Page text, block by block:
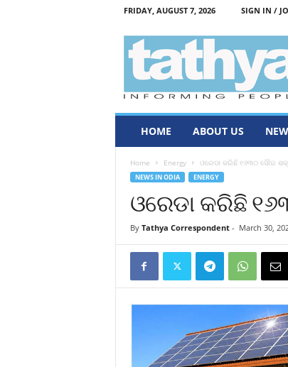
FRIDAY, AUGUST 7, 2026 SIGN IN /
HOME ABOUT US
Home Energy ଓରେଡା କରିଛି ୧୬୩୦ ସୌର
NEWS IN ODIA ENERGY
ଓରେଡା କରିଛି
By Tathya Correspondent- March 30,